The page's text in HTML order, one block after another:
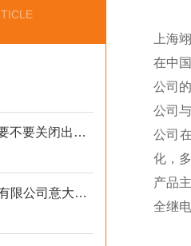
韩国JEC泵启动时到底要不要关闭出口阀？这篇文章告诉你答案
上海翊霈工业控制设备有限公司意大利Adler球阀全系列*
上海
在中
公司
公司
公司
化，
产品
全继